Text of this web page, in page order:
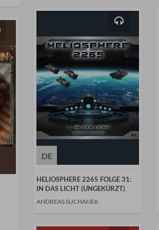
DE
HELIOSPHERE 2265 FOLGE 31:
IN DAS LICHT (UNGEKÜRZT)
ANDREAS SUCHANEK